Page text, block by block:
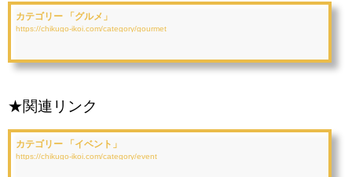
カテゴリー 「グルメ」
https://chikugo-ikoi.com/category/gourmet
★関連リンク
カテゴリー 「イベント」
https://chikugo-ikoi.com/category/event